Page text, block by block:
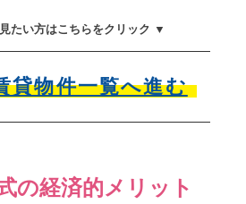
たい方はこちらをクリック ▼
貸物件一覧へ進む
の経済的メリット